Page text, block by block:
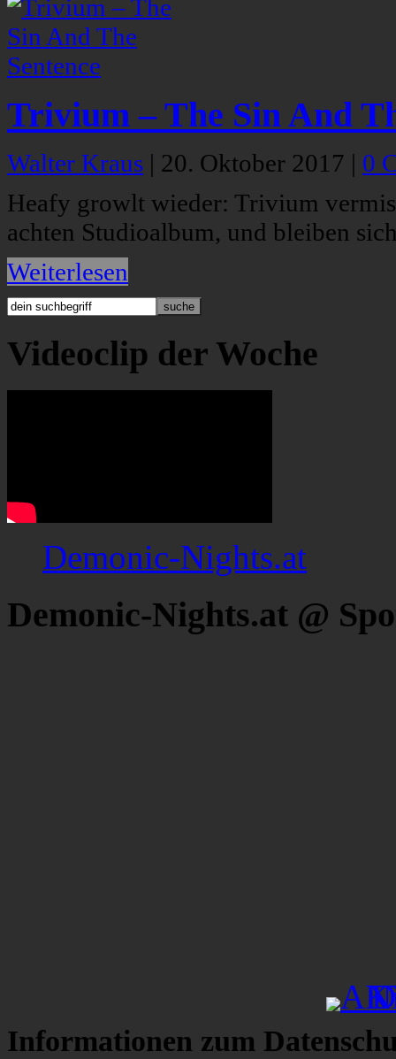
Trivium – The Sin And
Walter Kraus | 20. Oktober 2017 | 0
Heafy growlt wieder: Trivium
achten Studioalbum, und bleiben
Weiterlesen
Videoclip der Woche
Demonic-Nights.at
Demonic-Nights.at @
Informationen zum